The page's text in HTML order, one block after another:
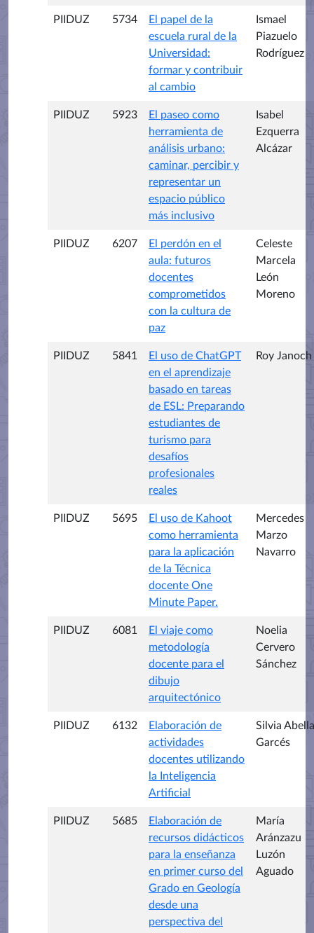
PIIDUZ 5734
El papel de la
escuela rural de la
Universidad:
formar y contribuir
al cambio
Ismael
Piazuelo
Rodríguez
PIIDUZ 5923
El paseo como
herramienta de
análisis urbano:
caminar, percibir y
representar un
espacio público
más inclusivo
Isabel
Ezquerra
Alcázar
PIIDUZ 6207
El perdón en el
aula: futuros
docentes
comprometidos
con la cultura de
paz
Celeste
Marcela
León
Moreno
PIIDUZ 5841
El uso de ChatGPT
en el aprendizaje
basado en tareas
de ESL: Preparando
estudiantes de
turismo para
desafíos
profesionales
reales
Roy Janoch
PIIDUZ 5695
El uso de Kahoot
como herramienta
para la aplicación
de la Técnica
docente One
Minute Paper.
Mercedes
Marzo
Navarro
PIIDUZ 6081
El viaje como
metodología
docente para el
dibujo
arquitectónico
Noelia
Cervero
Sánchez
PIIDUZ 6132
Elaboración de
actividades
docentes utilizando
la Inteligencia
Artificial
Silvia Abella
Garcés
PIIDUZ 5685
Elaboración de
recursos didácticos
para la enseñanza
en primer curso del
Grado en Geología
desde una
perspectiva del
María
Aránzazu
Luzón
Aguado